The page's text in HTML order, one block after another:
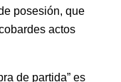
posesión, que
actos
de partida” es